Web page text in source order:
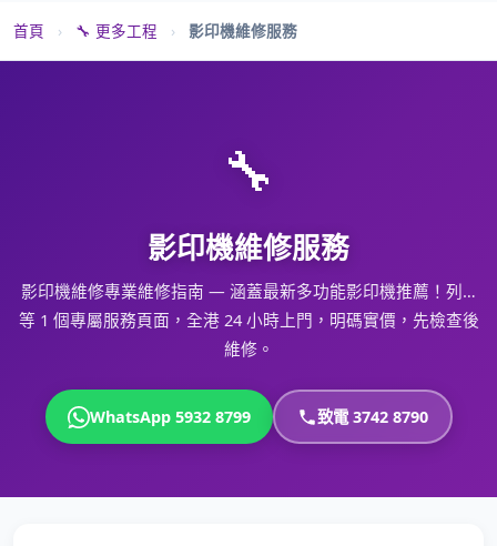
首頁 › 🔧 更多工程 › 影印機維修服務
🔧
影印機維修服務
影印機維修專業維修指南 — 涵蓋最新多功能影印機推薦！列…
等 1 個專屬服務頁面，全港 24 小時上門，明碼實價，先檢查後
維修。
WhatsApp 5932 8799 致電 3742 8790